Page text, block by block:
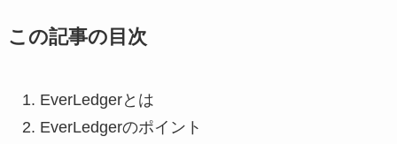
この記事の目次
EverLedgerとは
EverLedgerのポイント